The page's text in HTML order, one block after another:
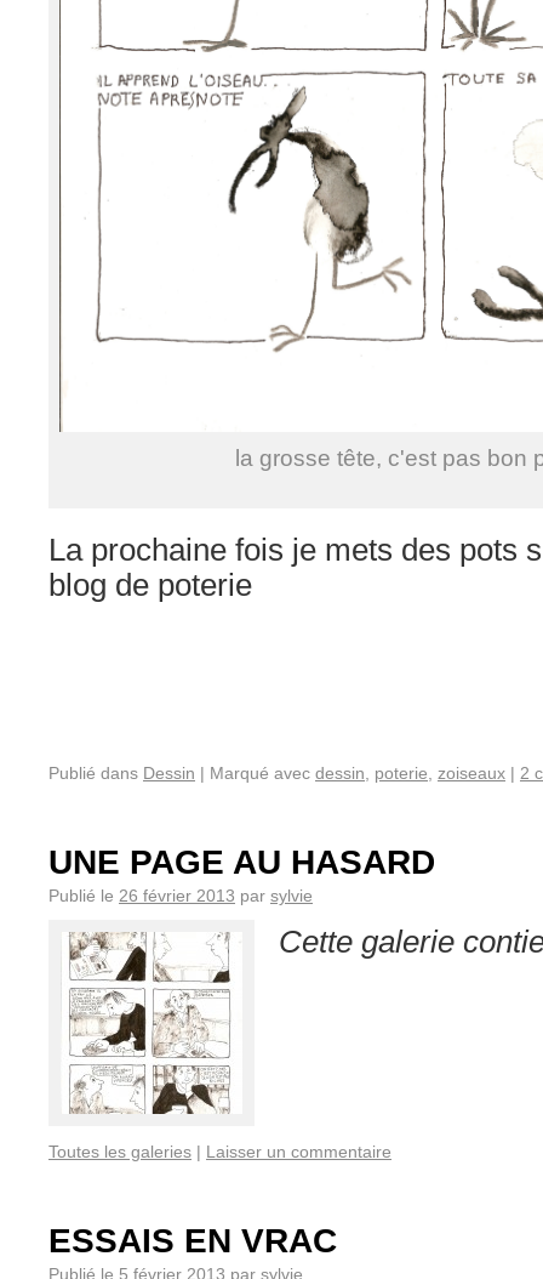
la grosse tête, c'est pas bon
La prochaine fois je mets des pots
blog de poterie
Publié dans Dessin | Marqué avec dessin poterie zoiseaux | 2
UNE PAGE AU HASARD
Publié le 26 février 2013 par sylvie
Cette galerie
Toutes les galeries | Laisser un commentaire
ESSAIS EN VRAC
Publié le 5 février 2013 par sylvie